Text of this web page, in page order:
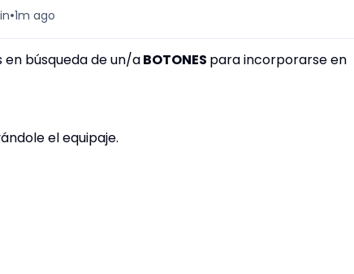
•1m ago
en búsqueda de un/aBOTONES para incorporarse en
el equipaje.